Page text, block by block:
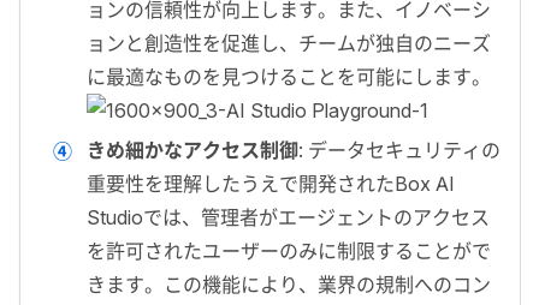
ョンの信頼性が向上します。また、イノベーシ
ョンと創造性を促進し、チームが独自のニーズ
に最適なものを見つけることを可能にします。
きめ細かなアクセス制御: データセキュリティの
重要性を理解したうえで開発されたBox AI
Studioでは、管理者がエージェントのアクセス
を許可されたユーザーのみに制限することがで
きます。この機能により、業界の規制へのコン